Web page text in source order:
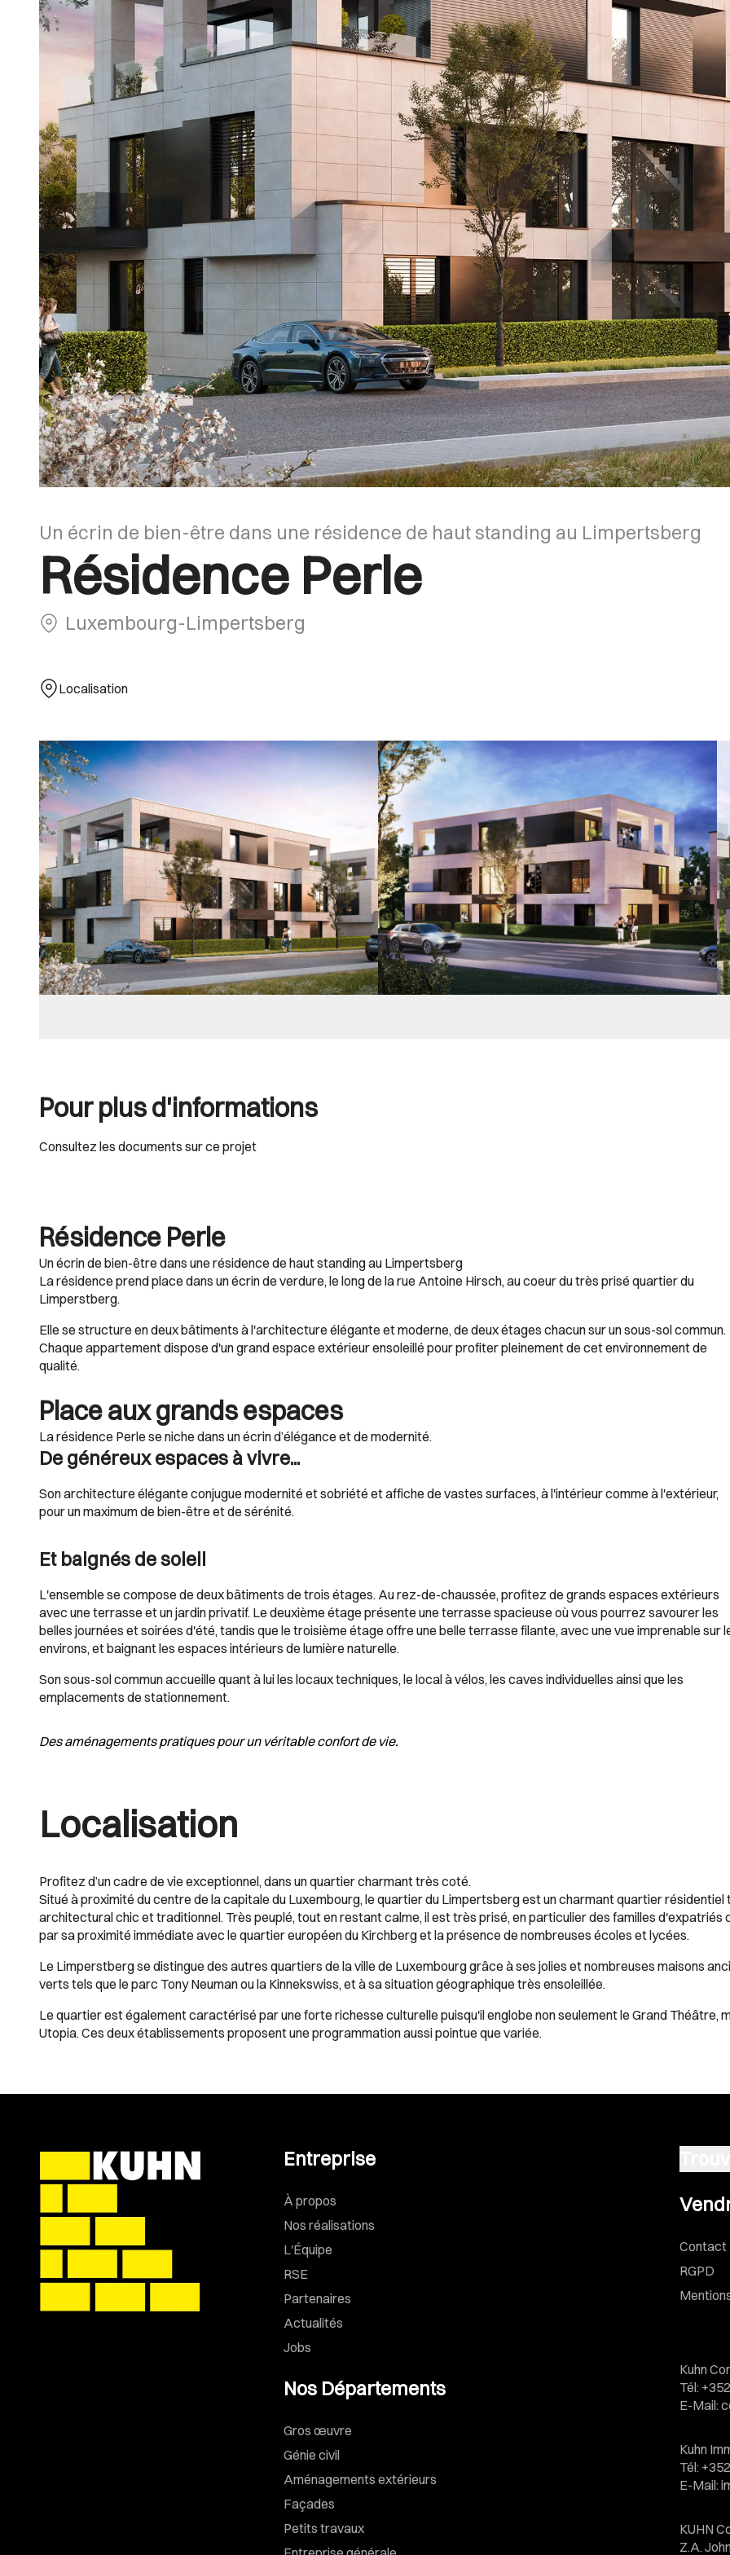
Un écrin de bien-être dans une résidence de haut standing au Limpertsberg
Résidence Perle
Luxembourg-Limpertsberg
Localisation
Images Gallery
Pour plus d'informations
Consultez les documents sur ce projet
Résidence Perle
Un écrin de bien-être dans une résidence de haut standing au Limpertsberg
La résidence prend place dans un écrin de verdure, le long de la rue Antoine Hirsch, au coeur du très prisé quartier du
Limperstberg.
Elle se structure en deux bâtiments à l'architecture élégante et moderne, de deux étages chacun sur un sous-sol commun.
Chaque appartement dispose d'un grand espace extérieur ensoleillé pour profiter pleinement de cet environnement de
qualité.
Place aux grands espaces
La résidence Perle se niche dans un écrin d’élégance et de modernité.
De généreux espaces à vivre...
Son architecture élégante conjugue modernité et sobriété et affiche de vastes surfaces, à l'intérieur comme à l'extérieur,
pour un maximum de bien-être et de sérénité.
Et baignés de soleil
L'ensemble se compose de deux bâtiments de trois étages. Au rez-de-chaussée, profitez de grands espaces extérieurs
avec une terrasse et un jardin privatif. Le deuxième étage présente une terrasse spacieuse où vous pourrez savourer les
belles journées et soirées d'été, tandis que le troisième étage offre une belle terrasse filante, avec une vue imprenable sur
environs, et baignant les espaces intérieurs de lumière naturelle.
Son sous-sol commun accueille quant à lui les locaux techniques, le local à vélos, les caves individuelles ainsi que les
emplacements de stationnement.
Des aménagements pratiques pour un véritable confort de vie.
Localisation
Profitez d’un cadre de vie exceptionnel, dans un quartier charmant très coté.
Situé à proximité du centre de la capitale du Luxembourg, le quartier du Limpertsberg est un charmant quartier
architectural chic et traditionnel. Très peuplé, tout en restant calme, il est très prisé, en particulier des familles d'expatriés
par sa proximité immédiate avec le quartier européen du Kirchberg et la présence de nombreuses écoles et lycées.
Le Limperstberg se distingue des autres quartiers de la ville de Luxembourg grâce à ses jolies et nombreuses maisons
verts tels que le parc Tony Neuman ou la Kinnekswiss, et à sa situation géographique très ensoleillée.
Le quartier est également caractérisé par une forte richesse culturelle puisqu'il englobe non seulement le Grand Théâtre,
Utopia. Ces deux établissements proposent une programmation aussi pointue que variée.
Entreprise
À propos
Nos réalisations
L'Équipe
RSE
Partenaires
Actualités
Jobs
Nos Départements
Gros œuvre
Génie civil
Aménagements extérieurs
Façades
Petits travaux
Contact
RGPD
Kuhn
Tél:
E-Mail:
Kuhn
Tél:
E-Mail:
KUHN
Z.A.